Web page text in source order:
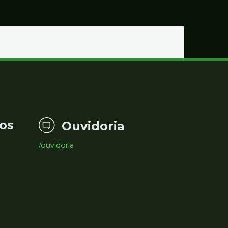
Ouvidoria
/ouvidoria